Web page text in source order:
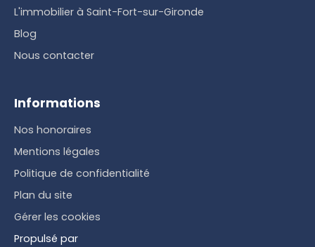
L'immobilier à Saint-Fort-sur-Gironde
Blog
Nous contacter
Informations
Nos honoraires
Mentions légales
Politique de confidentialité
Plan du site
Gérer les cookies
Propulsé par